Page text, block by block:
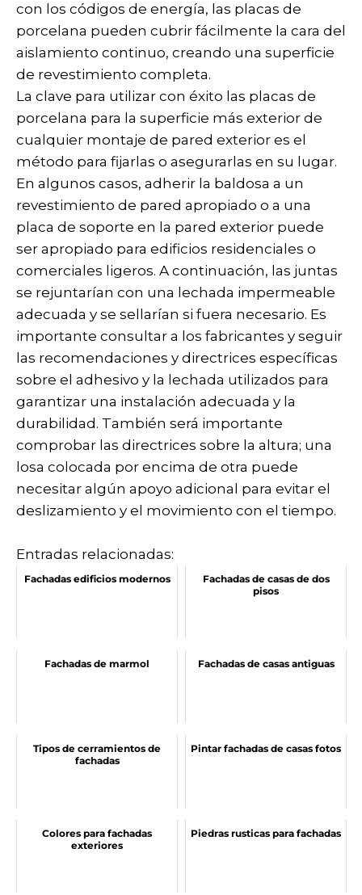
con los códigos de energía, las placas de
porcelana pueden cubrir fácilmente la cara del
aislamiento continuo, creando una superficie
de revestimiento completa.
La clave para utilizar con éxito las placas de
porcelana para la superficie más exterior de
cualquier montaje de pared exterior es el
método para fijarlas o asegurarlas en su lugar.
En algunos casos, adherir la baldosa a un
revestimiento de pared apropiado o a una
placa de soporte en la pared exterior puede
ser apropiado para edificios residenciales o
comerciales ligeros. A continuación, las juntas
se rejuntarían con una lechada impermeable
adecuada y se sellarían si fuera necesario. Es
importante consultar a los fabricantes y seguir
las recomendaciones y directrices específicas
sobre el adhesivo y la lechada utilizados para
garantizar una instalación adecuada y la
durabilidad. También será importante
comprobar las directrices sobre la altura; una
losa colocada por encima de otra puede
necesitar algún apoyo adicional para evitar el
deslizamiento y el movimiento con el tiempo.
Entradas relacionadas:
Fachadas edificios modernos
Fachadas de casas de dos
pisos
Fachadas de marmol Fachadas de casas antiguas
Tipos de cerramientos de
fachadas
Pintar fachadas de casas fotos
Colores para fachadas
exteriores
Piedras rusticas para fachadas